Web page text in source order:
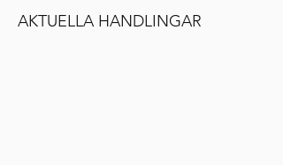
AKTUELLA HANDLINGAR